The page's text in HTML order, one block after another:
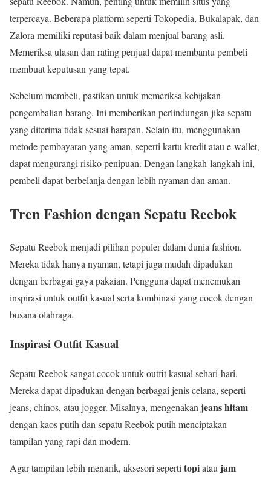
terpercaya. Beberapa platform seperti Tokopedia, Bukalapak, dan
Zalora memiliki reputasi baik dalam menjual barang asli.
Memeriksa ulasan dan rating penjual dapat membantu pembeli
membuat keputusan yang tepat.
Sebelum membeli, pastikan untuk memeriksa kebijakan
pengembalian barang. Ini memberikan perlindungan jika sepatu
yang diterima tidak sesuai harapan. Selain itu, menggunakan
metode pembayaran yang aman, seperti kartu kredit atau e-wallet,
dapat mengurangi risiko penipuan. Dengan langkah-langkah ini,
pembeli dapat berbelanja dengan lebih nyaman dan aman.
Tren Fashion dengan Sepatu Reebok
Sepatu Reebok menjadi pilihan populer dalam dunia fashion.
Mereka tidak hanya nyaman, tetapi juga mudah dipadukan
dengan berbagai gaya pakaian. Pengguna dapat menemukan
inspirasi untuk outfit kasual serta kombinasi yang cocok dengan
busana olahraga.
Inspirasi Outfit Kasual
Sepatu Reebok sangat cocok untuk outfit kasual sehari-hari.
Mereka dapat dipadukan dengan berbagai jenis celana, seperti
jeans, chinos, atau jogger. Misalnya, mengenakan jeans hitam
dengan kaos putih dan sepatu Reebok putih menciptakan
tampilan yang rapi dan modern.
Agar tampilan lebih menarik, aksesori seperti topiatau jam